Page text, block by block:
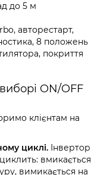
до 5 м
авторестарт,
8 положень
покриття
ON/OFF
клієнтам на
циклі. Інвертор
вмикається
вимикається на